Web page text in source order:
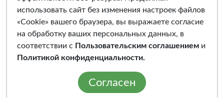
использовать сайт без изменения настроек файлов
«Cookie» вашего браузера, вы выражаете согласие
на обработку ваших персональных данных, в
соответствии с Пользовательским соглашением и
Политикой конфиденциальности.
Согласен